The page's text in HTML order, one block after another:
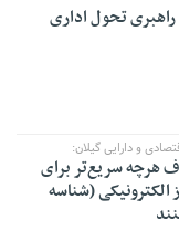
تحول اداری
و دارایی گیلان:
هرچه سریع‌تر برای
(شناسه